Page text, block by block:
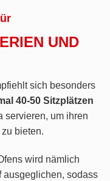
UND R
sich besonders
40-50 Sitzplätzen
servieren, um ihren
bieten.
wird nämlich
ausgeglichen, sodass